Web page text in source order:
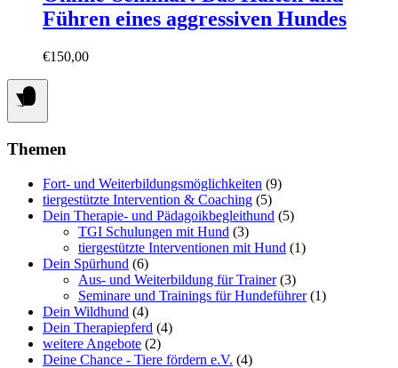
Führen eines aggressiven Hundes
€150,00
Themen
Fort- und Weiterbildungsmöglichkeiten (9)
tiergestützte Intervention & Coaching (5)
Dein Therapie- und Pädagoikbegleithund (5)
TGI Schulungen mit Hund (3)
tiergestützte Interventionen mit Hund (1)
Dein Spürhund (6)
Aus- und Weiterbildung für Trainer (3)
Seminare und Trainings für Hundeführer (1)
Dein Wildhund (4)
Dein Therapiepferd (4)
weitere Angebote (2)
Deine Chance - Tiere fördern e.V. (4)